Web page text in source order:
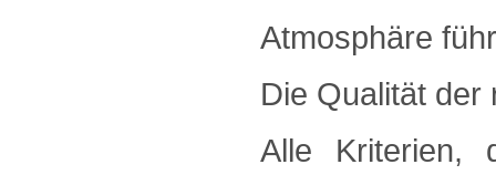
Atmosphäre
Die Qualität der
Alle Kriterien,